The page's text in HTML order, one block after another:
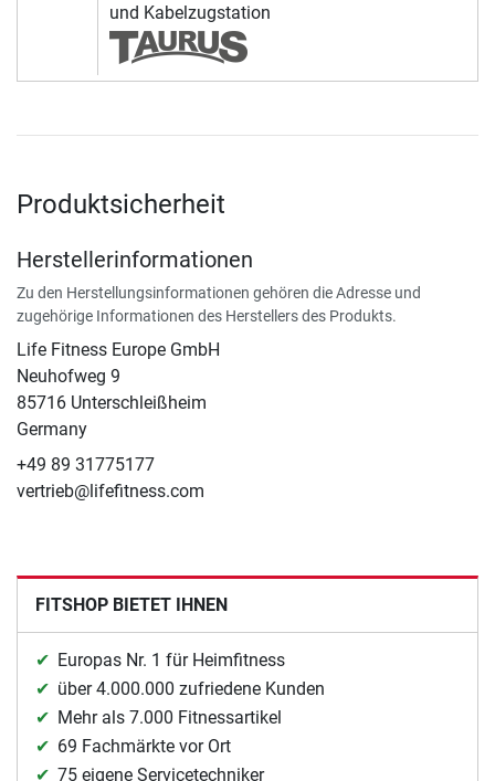
und Kabelzugstation
Produktsicherheit
Herstellerinformationen
Zu den Herstellungsinformationen gehören die Adresse und
zugehörige Informationen des Herstellers des Produkts.
Life Fitness Europe GmbH
Neuhofweg 9
85716 Unterschleißheim
Germany
+49 89 31775177
vertrieb@lifefitness.com
FITSHOP BIETET IHNEN
Europas Nr. 1 für Heimfitness
über 4.000.000 zufriedene Kunden
Mehr als 7.000 Fitnessartikel
69 Fachmärkte vor Ort
75 eigene Servicetechniker